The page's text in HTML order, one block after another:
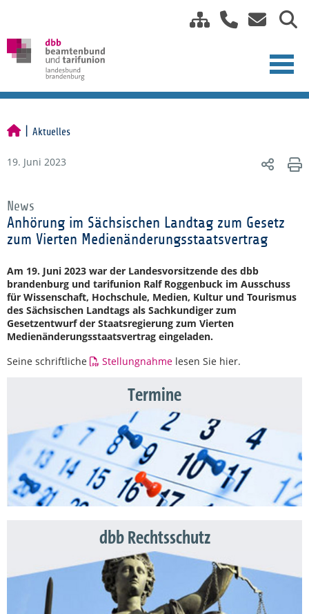
Aktuelles
19. Juni 2023
News
Anhörung im Sächsischen Landtag zum Gesetz
zum Vierten Medienänderungsstaatsvertrag
Am 19. Juni 2023 war der Landesvorsitzende des dbb
brandenburg und tarifunion Ralf Roggenbuck im Ausschuss
für Wissenschaft, Hochschule, Medien, Kultur und Tourismus
des Sächsischen Landtags als Sachkundiger zum
Gesetzentwurf der Staatsregierung zum Vierten
Medienänderungsstaatsvertrag eingeladen.
Seine schriftliche
Stellungnahme lesen Sie hier.
Termine
dbb Rechtsschutz